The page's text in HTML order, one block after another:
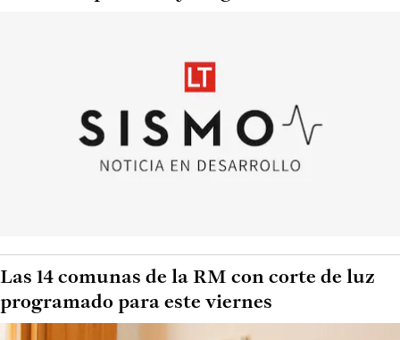
Las 14 comunas de la RM con corte de luz
programado para este viernes